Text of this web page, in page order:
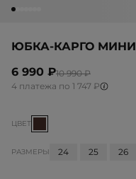
ЮБКА-КАРГО МИНИ
6 990 ₽10 990 ₽
4 платежа по 1 747 ₽
ЦВЕТ
РАЗМЕРЫ 24 25 26